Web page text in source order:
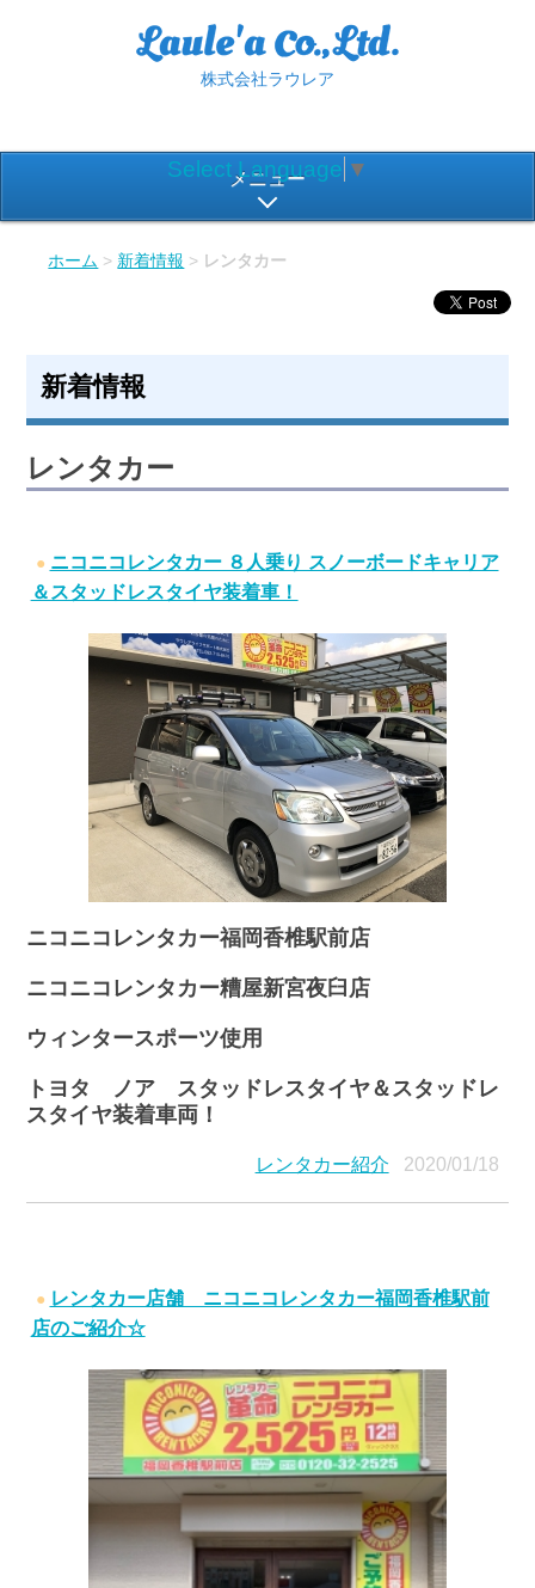
株式会社ラウレア
Select Language ▼
メニュー
ホーム > 新着情報 > レンタカー
新着情報
レンタカー
ニコニコレンタカー ８人乗り スノーボードキャリア
＆スタッドレスタイヤ装着車！
ニコニコレンタカー福岡香椎駅前店
ニコニコレンタカー糟屋新宮夜臼店
ウィンタースポーツ使用
トヨタ ノア スタッドレスタイヤ＆スタッドレ
スタイヤ装着車両！
レンタカー紹介 2020/01/18
レンタカー店舗 ニコニコレンタカー福岡香椎駅前
店のご紹介☆